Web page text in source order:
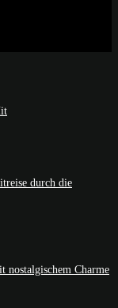
durch die
nostalgischem Charme